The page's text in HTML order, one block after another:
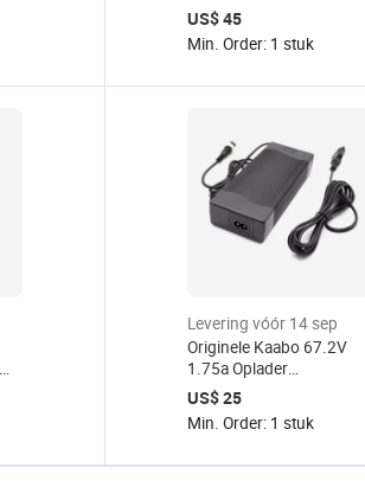
Sinusgolfregelaar voor
Kaabo Mantis 8 48V
18.2Ah 800W motor
US$ 45
Min. Order: 1 stuk
Levering vóór 14 sep
Originele Kaabo 67.2V
1.75a Oplader
Reserveonderdelen Voor
Kaabo Bidsprinkhaan 10
60V 8.2ah King Gt 60V
US$ 25
Min. Order: 1 stuk